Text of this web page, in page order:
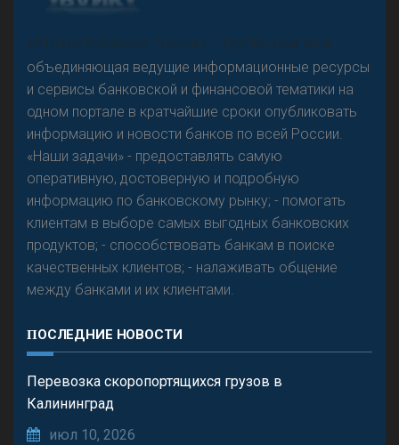
«Н
овости Банков России» – группа компаний,
объединяющая ведущие информационные ресурсы
и сервисы банковской и финансовой тематики на
одном портале в кратчайшие сроки опубликовать
информацию и новости банков по всей России.
«Наши задачи» - предоставлять самую
оперативную, достоверную и подробную
информацию по банковскому рынку; - помогать
клиентам в выборе самых выгодных банковских
продуктов; - способствовать банкам в поиске
качественных клиентов; - налаживать общение
между банками и их клиентами.
ПОСЛЕДНИЕ НОВОСТИ
Перевозка скоропортящихся грузов в
Калининград
июл 10, 2026